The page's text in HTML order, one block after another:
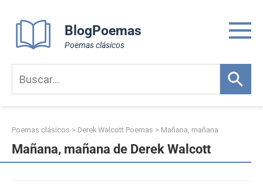
content
BlogPoemas
Poemas clásicos
Poemas clásicos > Derek Walcott Poemas > Mañana, mañana
Mañana, mañana de Derek Walcott